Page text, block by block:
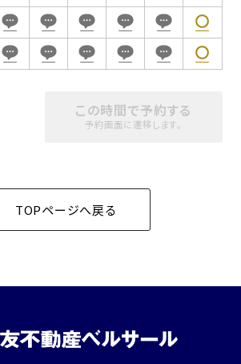
この時間で予約する
予約画面に遷移します。
TOPページへ戻る